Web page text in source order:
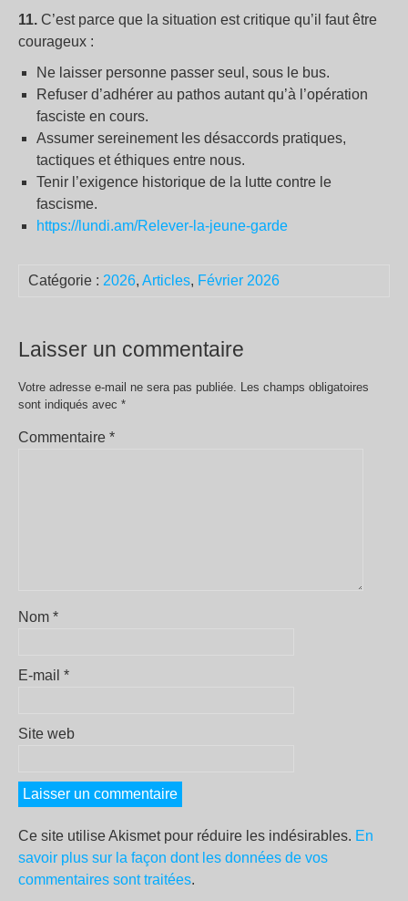
11. C’est parce que la situation est critique qu’il faut être
courageux :
Ne laisser personne passer seul, sous le bus.
Refuser d’adhérer au pathos autant qu’à l’opération
fasciste en cours.
Assumer sereinement les désaccords pratiques,
tactiques et éthiques entre nous.
Tenir l’exigence historique de la lutte contre le
fascisme.
https://lundi.am/Relever-la-jeune-garde
Catégorie : 2026, Articles, Février 2026
Laisser un commentaire
Votre adresse e-mail ne sera pas publiée. Les champs obligatoires
sont indiqués avec *
Commentaire *
Nom *
E-mail *
Site web
Ce site utilise Akismet pour réduire les indésirables. En
savoir plus sur la façon dont les données de vos
commentaires sont traitées.